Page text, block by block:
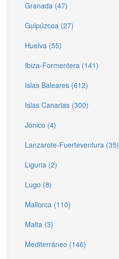
Granada (47)
Guipúzcoa (27)
Huelva (55)
Ibiza-Formentera (141)
Islas Baleares (612)
Islas Canarias (300)
Jónico (4)
Lanzarote-Fuerteventura (35)
Liguria (2)
Lugo (8)
Mallorca (110)
Malta (3)
Mediterráneo (146)